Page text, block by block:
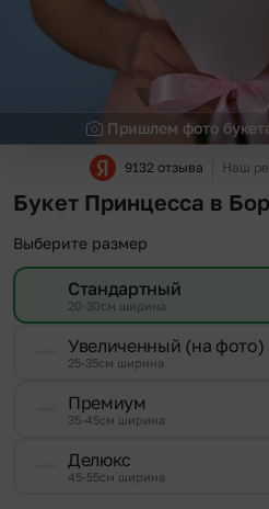
Пришлем фото
9132 отзыва Наш
Букет Принцесса в
Выберите размер
Стандартный
20-30см ширина
Увеличенный (на фото)
25-35см ширина
Премиум
35-45см ширина
Делюкс
45-55см ширина